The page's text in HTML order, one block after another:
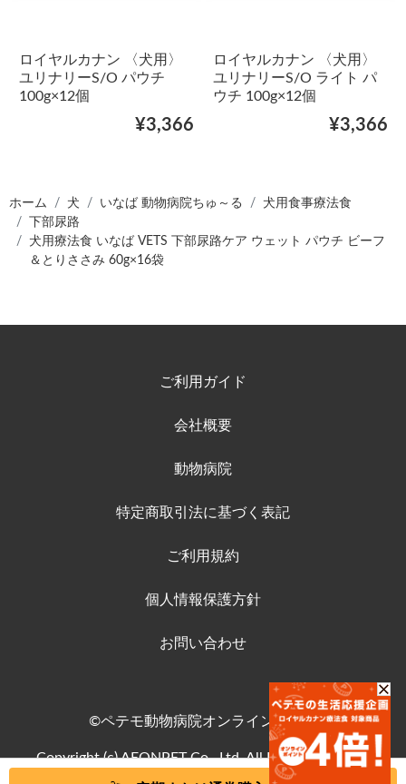
ロイヤルカナン 〈犬用〉
ユリナリーS/O パウチ
100g×12個
¥3,366
ロイヤルカナン 〈犬用〉
ユリナリーS/O ライト パ
ウチ 100g×12個
¥3,366
ホーム 犬 いなば 動物病院ちゅ～る
犬用食事療法食
下部尿路
犬用療法食 いなば VETS 下部尿路ケア ウェット パウチ ビーフ
＆とりささみ 60g×16袋
ご利用ガイド
会社概要
動物病院
特定商取引法に基づく表記
ご利用規約
個人情報保護方針
お問い合わせ
©ペテモ動物病院オンラインストア
Copyright (c) AEONPET Co., Ltd. All Rights Reserved.